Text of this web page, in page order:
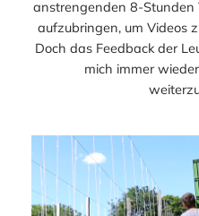
anstrengenden 8-Stunden
aufzubringen, um Videos
Doch das Feedback der
mich immer